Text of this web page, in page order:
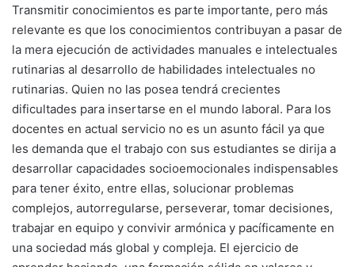
Transmitir conocimientos es parte importante, pero más
relevante es que los conocimientos contribuyan a pasar de
la mera ejecución de actividades manuales e intelectuales
rutinarias al desarrollo de habilidades intelectuales no
rutinarias. Quien no las posea tendrá crecientes
dificultades para insertarse en el mundo laboral. Para los
docentes en actual servicio no es un asunto fácil ya que
les demanda que el trabajo con sus estudiantes se dirija a
desarrollar capacidades socioemocionales indispensables
para tener éxito, entre ellas, solucionar problemas
complejos, autorregularse, perseverar, tomar decisiones,
trabajar en equipo y convivir armónica y pacíficamente en
una sociedad más global y compleja. El ejercicio de